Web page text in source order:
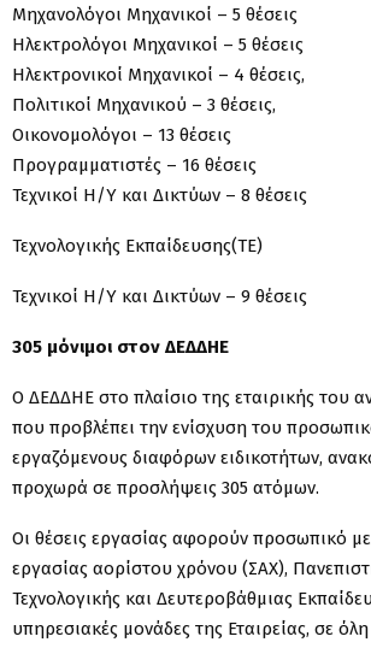
Μηχανολόγοι Μηχανικοί – 5 θέσεις
Ηλεκτρολόγοι Μηχανικοί – 5 θέσεις
Ηλεκτρονικοί Μηχανικοί – 4 θέσεις,
Πολιτικοί Μηχανικού – 3 θέσεις,
Οικονομολόγοι – 13 θέσεις
Προγραμματιστές – 16 θέσεις
Τεχνικοί Η/Υ και Δικτύων – 8 θέσεις
Τεχνολογικής Εκπαίδευσης(ΤΕ)
Τεχνικοί Η/Υ και Δικτύων – 9 θέσεις
305 μόνιμοι στον ΔΕΔΔΗΕ
Ο ΔΕΔΔΗΕ στο πλαίσιο της εταιρικής του
που προβλέπει την ενίσχυση του
εργαζόμενους διαφόρων ειδικοτήτων,
προχωρά σε προσλήψεις 305 ατόμων.
Οι θέσεις εργασίας αφορούν προσωπικό
εργασίας αορίστου χρόνου (ΣΑΧ),
Τεχνολογικής και Δευτεροβάθμιας
υπηρεσιακές μονάδες της Εταιρείας, σε